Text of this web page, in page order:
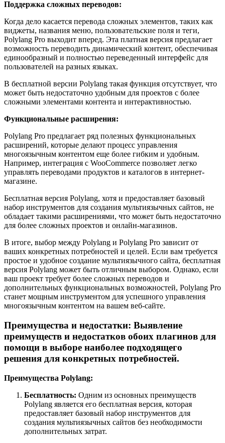
Поддержка сложных переводов:
Когда дело касается перевода сложных элементов, таких как
виджеты, названия меню, пользовательские поля и теги,
Polylang Pro выходит вперед. Эта платная версия предлагает
возможность переводить динамический контент, обеспечивая
единообразный и полностью переведенный интерфейс для
пользователей на разных языках.
В бесплатной версии Polylang такая функция отсутствует, что
может быть недостаточно удобным для проектов с более
сложными элементами контента и интерактивностью.
Функциональные расширения:
Polylang Pro предлагает ряд полезных функциональных
расширений, которые делают процесс управления
многоязычным контентом еще более гибким и удобным.
Например, интеграция с WooCommerce позволяет легко
управлять переводами продуктов и каталогов в интернет-
магазине.
Бесплатная версия Polylang, хотя и предоставляет базовый
набор инструментов для создания мультиязычных сайтов, не
обладает такими расширениями, что может быть недостаточно
для более сложных проектов и онлайн-магазинов.
В итоге, выбор между Polylang и Polylang Pro зависит от
ваших конкретных потребностей и целей. Если вам требуется
простое и удобное создание мультиязычного сайта, бесплатная
версия Polylang может быть отличным выбором. Однако, если
ваш проект требует более сложных переводов и
дополнительных функциональных возможностей, Polylang Pro
станет мощным инструментом для успешного управления
многоязычным контентом на вашем веб-сайте.
Преимущества и недостатки: Выявление
преимуществ и недостатков обоих плагинов для
помощи в выборе наиболее подходящего
решения для конкретных потребностей.
Преимущества Polylang:
Бесплатность: Одним из основных преимуществ
Polylang является его бесплатная версия, которая
предоставляет базовый набор инструментов для
создания мультиязычных сайтов без необходимости
дополнительных затрат.